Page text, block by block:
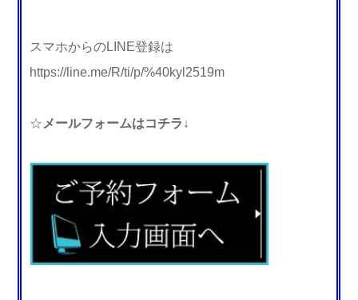
スマホからのLINE登録は
https://line.me/R/ti/p/%40kyl2519m
☆ メールフォームはコチラ↓